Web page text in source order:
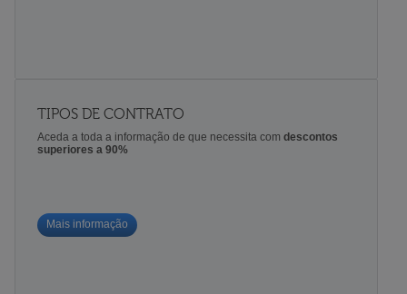
TIPOS DE CONTRATO
Aceda a toda a informação de que necessita com descontos
superiores a 90%
Mais informação